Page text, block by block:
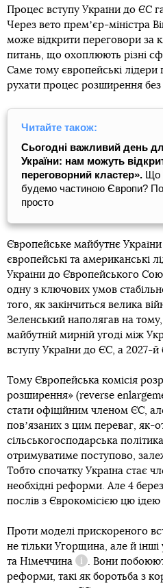
Процес вступу України до ЄС
Через вето премʼєр-міністра
може відкрити переговори за
питань, що охоплюють різні
Саме тому європейські
рухати процес розширення
Читайте також:
Сьогодні важливий день
України: нам можуть
переговорний кластер». Що
будемо частиною Європи?
просто
Європейське майбутнє
європейські та американські
України до Європейського
одну з ключових умов
того, як закінчиться велика
Зеленський наполягав на
майбутній мирній угоді між
вступу України до ЄС, а 2027-
Тому Європейська комісія
розширення» (reverse
стати офіційним членом ЄС,
повʼязаних з цим переваг, як-
сільськогосподарська
отримуватиме поступово,
Тобто спочатку Україна стає
необхідні реформи. Але 4
послів з Єврокомісією цю ідею
Проти моделі прискореного
не тільки Угорщина, але й
та Німеччина
Довідка
. Вони
реформи, такі як боротьба з